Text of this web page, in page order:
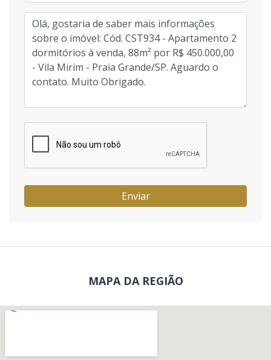
Enviar
MAPA DA REGIÃO